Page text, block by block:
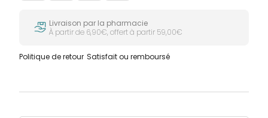
Livraison par la pharmacie
À partir de 6,90€, offert à partir 59,00€
Politique de retour Satisfait ou remboursé